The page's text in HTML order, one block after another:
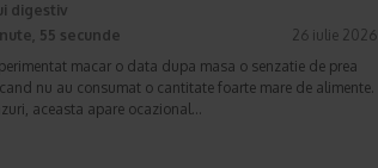
digestiv
55 secunde
26 iulie 2026
macar o data dupa masa o senzatie de prea
nu au consumat o cantitate foarte mare de alimente.
aceasta apare ocazional…